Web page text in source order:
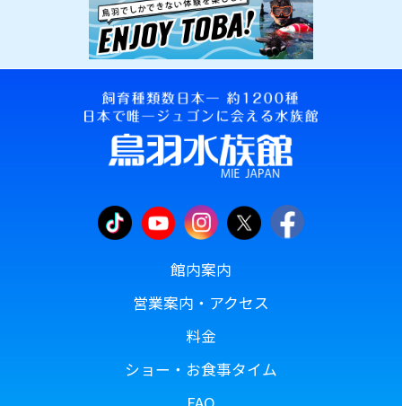
館内案内
営業案内・アクセス
料金
ショー・お食事タイム